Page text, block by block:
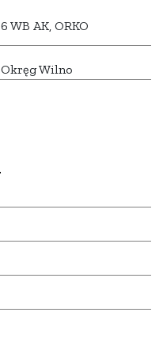
6 WB AK, ORKO
Okręg Wilno